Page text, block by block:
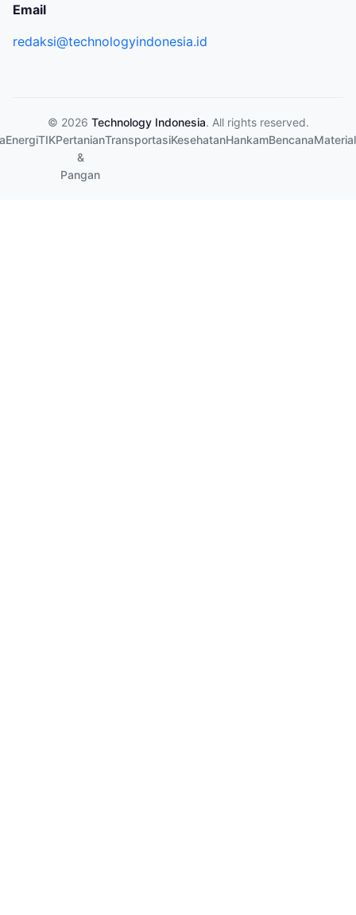
Email
redaksi@technologyindonesia.id
© 2026 Technology Indonesia. All rights reserved.
EnergiTIKPertanian
&
Pangan
TransportasiKesehatanHankamBencanaMaterial